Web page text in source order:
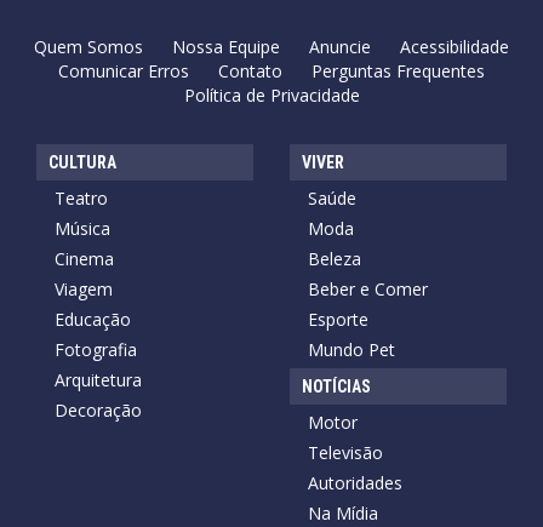
Quem Somos Nossa Equipe Anuncie
Acessibilidade
Comunicar Erros
Contato
Perguntas Frequentes
Política de Privacidade
CULTURA
Teatro
Música
Cinema
Viagem
Educação
Fotografia
Arquitetura
Decoração
VIVER
Saúde
Moda
Beleza
Beber e Comer
Esporte
Mundo Pet
NOTÍCIAS
Motor
Televisão
Autoridades
Na Mídia